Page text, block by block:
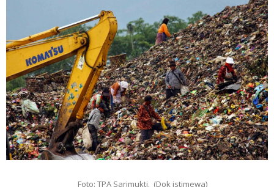
Foto: TPA Sarimukti. (Dok istimewa)